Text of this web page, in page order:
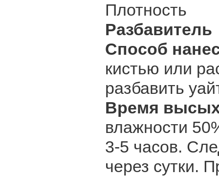
Плотность
Разбавитель
Способ
кистью или
разбавить
Время
влажности
3-5 часов.
через сутки.